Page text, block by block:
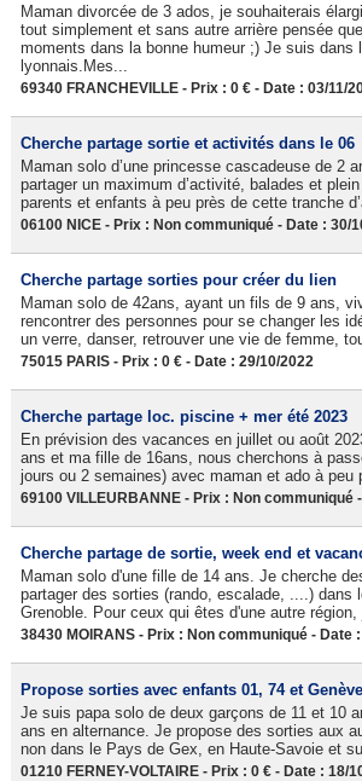
Maman divorcée de 3 ados, je souhaiterais
tout simplement et sans autre arrière pensée
moments dans la bonne humeur ;) Je suis dans
lyonnais.Mes...
69340 FRANCHEVILLE - Prix : 0 € - Date : 03/11/
Cherche partage sortie et activités dans le 06
Maman solo d’une princesse cascadeuse de 2
partager un maximum d’activité, balades et
parents et enfants à peu près de cette tranche
06100 NICE - Prix : Non communiqué - Date : 30/
Cherche partage sorties pour créer du lien
Maman solo de 42ans, ayant un fils de 9 ans,
rencontrer des personnes pour se changer les
un verre, danser, retrouver une vie de femme,
75015 PARIS - Prix : 0 € - Date : 29/10/2022
Cherche partage loc. piscine + mer été 2023
En prévision des vacances en juillet ou août
ans et ma fille de 16ans, nous cherchons à
jours ou 2 semaines) avec maman et ado à peu
69100 VILLEURBANNE - Prix : Non communiqué
Cherche partage de sortie, week end et
Maman solo d'une fille de 14 ans. Je cherche
partager des sorties (rando, escalade, ....) dans
Grenoble. Pour ceux qui êtes d'une autre
38430 MOIRANS - Prix : Non communiqué - Date
Propose sorties avec enfants 01, 74 et Genève
Je suis papa solo de deux garçons de 11 et 10
ans en alternance. Je propose des sorties aux
non dans le Pays de Gex, en Haute-Savoie et
01210 FERNEY-VOLTAIRE - Prix : 0 € - Date : 18/